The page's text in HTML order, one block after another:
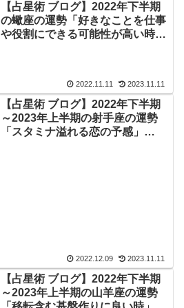
【占星術 ブログ】2022年下半期
の蠍座の運勢「好きなことを仕事
や役割にできる可能性が高い時」
2022.11.11 2023.11.11
【占星術 ブログ】2022年下半期
～2023年上半期の射手座の運勢
「スタミナ溢れる恋の予感」
2022.12.09 2023.11.11
【占星術 ブログ】2022年下半期
～2023年上半期の山羊座の運勢